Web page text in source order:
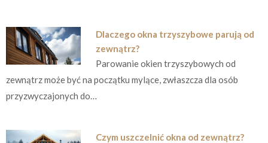
Dlaczego okna trzyszybowe parują od
zewnątrz?
Parowanie okien trzyszybowych od
zewnątrz może być na początku mylące, zwłaszcza dla osób
przyzwyczajonych do…
Czym uszczelnić okna od zewnątrz?